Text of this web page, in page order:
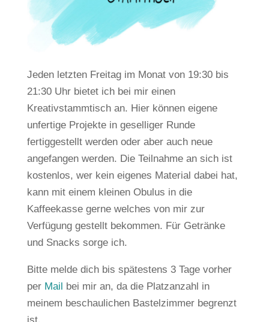
Jeden letzten Freitag im Monat von 19:30 bis
21:30 Uhr bietet ich bei mir einen
Kreativstammtisch an. Hier können eigene
unfertige Projekte in geselliger Runde
fertiggestellt werden oder aber auch neue
angefangen werden. Die Teilnahme an sich ist
kostenlos, wer kein eigenes Material dabei hat,
kann mit einem kleinen Obulus in die
Kaffeekasse gerne welches von mir zur
Verfügung gestellt bekommen. Für Getränke
und Snacks sorge ich.
Bitte melde dich bis spätestens 3 Tage vorher
per Mail bei mir an, da die Platzanzahl in
meinem beschaulichen Bastelzimmer begrenzt